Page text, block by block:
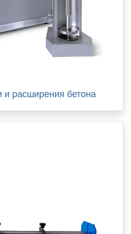
и расширения бетона